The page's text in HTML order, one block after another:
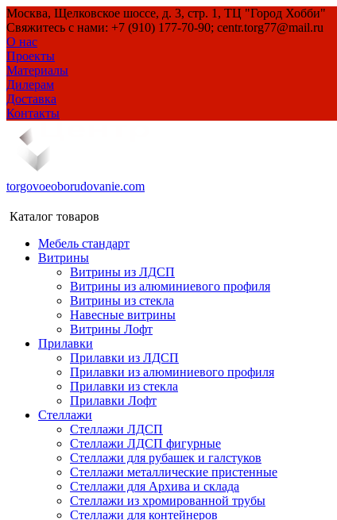
Москва, Щелковское шоссе, д. 3, стр. 1, ТЦ "Город Хобби"
Свяжитесь с нами: +7 (910) 177-70-90; centr.torg77@mail.ru
О нас
Проекты
Материалы
Дилерам
Доставка
Контакты
torgovoeoborudovanie.com
Каталог товаров
Мебель стандарт
Витрины
Витрины из ЛДСП
Витрины из алюминиевого профиля
Витрины из стекла
Навесные витрины
Витрины Лофт
Прилавки
Прилавки из ЛДСП
Прилавки из алюминиевого профиля
Прилавки из стекла
Прилавки Лофт
Стеллажи
Стеллажи ЛДСП
Стеллажи ЛДСП фигурные
Стеллажи для рубашек и галстуков
Стеллажи металлические пристенные
Стеллажи для Архива и склада
Стеллажи из хромированной трубы
Стеллажи для контейнеров